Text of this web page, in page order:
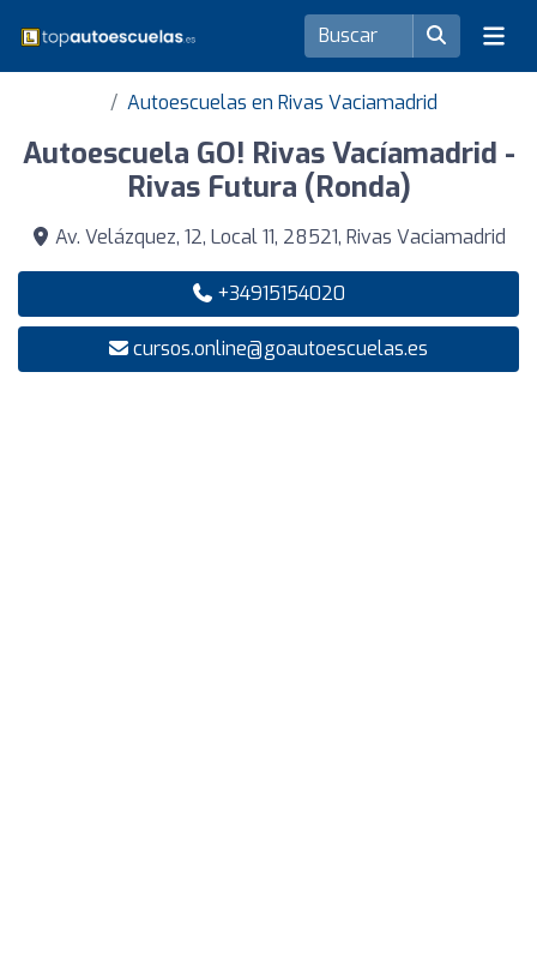
Autoescuelas en Rivas Vaciamadrid
Autoescuela GO! Rivas Vacíamadrid -
Rivas Futura (Ronda)
Av. Velázquez, 12, Local 11, 28521, Rivas Vaciamadrid
+34915154020
cursos.online@goautoescuelas.es